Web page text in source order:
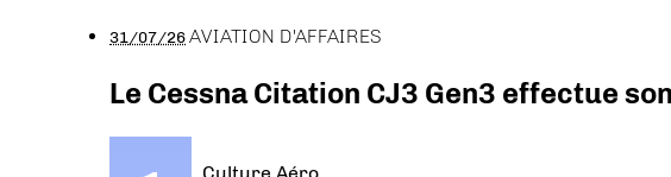
31/07/26AVIATION D'AFFAIRES
Le Cessna Citation CJ3 Gen3 effectue